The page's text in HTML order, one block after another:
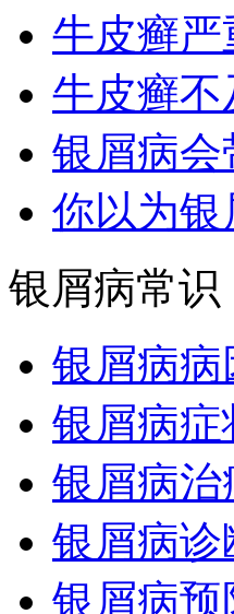
牛皮癣
牛皮癣
银屑病
你以为
银屑病常识
银屑病病
银屑病症
银屑病治
银屑病诊
银屑病预